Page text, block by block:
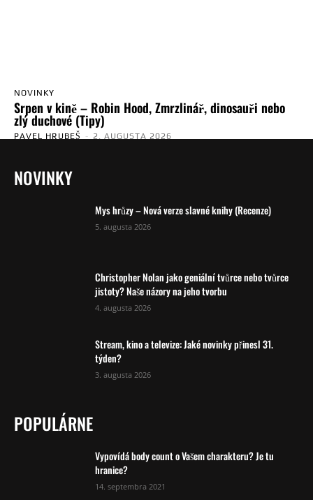
NOVINKY
Srpen v kině – Robin Hood, Zmrzlinář, dinosauři nebo
zlý duchové (Tipy)
PAVEL HRUBEŠ - 2. AUGUSTA 2026
NOVINKY
Mys hrůzy – Nová verze slavné knihy (Recenze)
5. augusta 2026
Christopher Nolan jako geniální tvůrce nebo tvůrce
jistoty? Naše názory na jeho tvorbu
4. augusta 2026
Stream, kino a televize: Jaké novinky přinesl 31.
týden?
3. augusta 2026
POPULÁRNE
Vypovídá body count o Vašem charakteru? Je tu
hranice?
14. septembra 2021